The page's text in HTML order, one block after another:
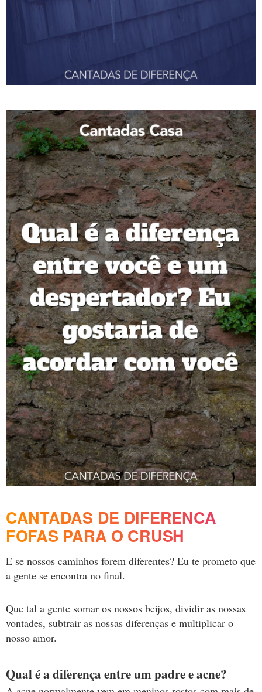
CANTADAS DE DIFERENCA
FOFAS PARA O CRUSH
E se nossos caminhos forem diferentes? Eu te prometo que
a gente se encontra no final.
Que tal a gente somar os nossos beijos, dividir as nossas
vontades, subtrair as nossas diferenças e multiplicar o
nosso amor.
Qual é a diferença entre um padre e acne?